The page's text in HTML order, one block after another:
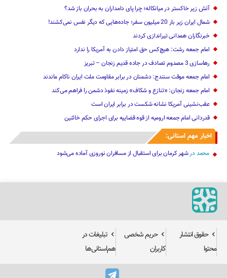
آتش زیر خاکستر در میانکاله؛ چرا پای دامداران به بحران باز شد؟
شمال ایران زیر بار 20 میلیون سفر؛ جاده‌هایی که دیگر نفس نمی‌کشند!
خبرنگاران همدانی تیراندازی کردند
امام جمعه رشت: هیچ‌کس حق امتیاز دادن به آمریکا را ندارد
رهاسازی 3 مصدوم تصادف در جاده قدیم زنجان – تبریز
امام جمعه موقت سنندج: دشمنان در برابر مقاومت ملت ایران ناکام ماندند
امام جمعه زنجان: «تنازع و شکاف» زمینه نفوذ دشمن را فراهم می‌کند
عقب‌نشینی آمریکا نشانه شکست در برابر ایران است
قدردانی امام جمعه ارومیه از قوه قضاییه برای اجرای حکم خائنین ‌
اخبار مهم استانی:
محمد درشهر کرمان برای استقبال از مسافران نوروزی آماده می‌شود
حقوق انتشار
محتوا
حریم شخصی
کاربران
تبلیغات در
هم‌استانی‌ها